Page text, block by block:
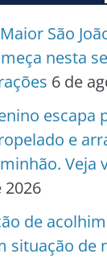
São
nesta
6 de
escapa
e
Veja
2026
de
situação de